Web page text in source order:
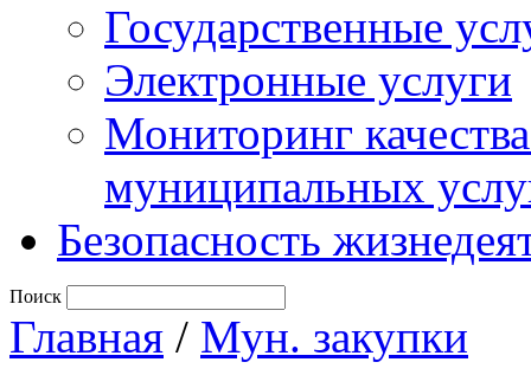
Государственные
Электронные услуги
Мониторинг
муниципальных
Безопасность
Поиск
Главная / Мун. закупки